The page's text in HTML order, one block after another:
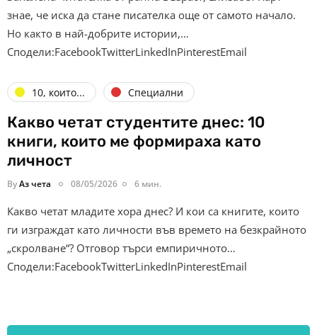
знае, че иска да стане писателка още от самото начало.
Но както в най-добрите истории,…
Сподели:FacebookTwitterLinkedInPinterestEmail
10, които... Специални
Какво четат студентите днес: 10
книги, които ме формираха като
личност
ByАз чета 08/05/2026 6 мин.
Какво четат младите хора днес? И кои са книгите, които
ги изграждат като личности във времето на безкрайното
„скролване“? Отговор търси емпиричното…
Сподели:FacebookTwitterLinkedInPinterestEmail